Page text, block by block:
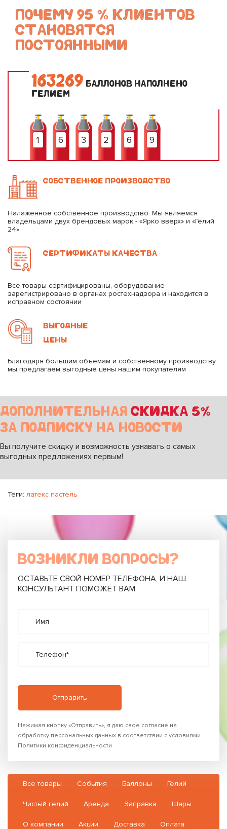
ПОЧЕМУ 95 % КЛИЕНТОВ
СТАНОВЯТСЯ
ПОСТОЯННЫМИ
163269 БАЛЛОНОВ НАПОЛНЕНО
ГЕЛИЕМ
1 6 3 2 6 9
СОБСТВЕННОЕ ПРОИЗВОДСТВО
Налаженное собственное производство. Мы являемся
владельцами двух брендовых марок - «Ярко вверх» и «Гелий
24»
СЕРТИФИКАТЫ КАЧЕСТВА
Все товары сертифицированы, оборудование
зарегистрировано в органах ростехнадзора и находится в
исправном состоянии
ВЫГОДНЫЕ
ЦЕНЫ
Благодаря большим объемам и собственному производству
мы предлагаем выгодные цены нашим покупателям
ДОПОЛНИТЕЛЬНАЯ СКИДКА 5%
ЗА ПОДПИСКУ НА НОВОСТИ
Вы получите скидку и возможность узнавать о самых
выгодных предложениях первым!
Теги: латекс пастель
ВОЗНИКЛИ ВОПРОСЫ?
ОСТАВЬТЕ СВОЙ НОМЕР ТЕЛЕФОНА, И НАШ
КОНСУЛЬТАНТ ПОМОЖЕТ ВАМ
Имя
Телефон*
Нажимая кнопку «Отправить», я даю свое согласие на
обработку персональных данных в соответствии с условиями
Политики конфиденциальности
Все товары События Баллоны Гелий
Чистый гелий Аренда Заправка Шары
О компании Акции Доставка Оплата